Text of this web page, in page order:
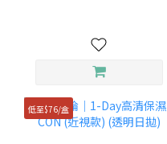
低至$76/盒